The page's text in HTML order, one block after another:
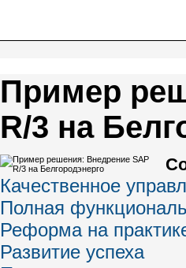
Пример
R/3 на
Качественное
Полная
Реформа на
Развитие успеха